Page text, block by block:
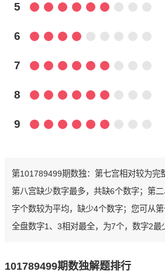
5
6
7
8
9
第101789499期数独：第七宫相对较为完
第八宫缺少数字最多，共缺6个数字；第
字个数较为平均，缺少4个数字；您可从第
全盘数字1、3相对最全，为7个，数字2最
101789499期数独解题排行